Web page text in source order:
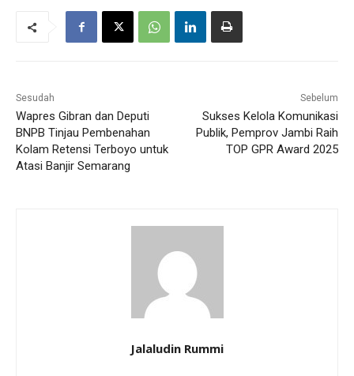
Sesudah
Wapres Gibran dan Deputi
BNPB Tinjau Pembenahan
Kolam Retensi Terboyo untuk
Atasi Banjir Semarang
Sebelum
Sukses Kelola Komunikasi
Publik, Pemprov Jambi Raih
TOP GPR Award 2025
Jalaludin Rummi